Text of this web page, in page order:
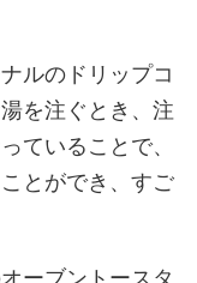
ルのドリップコ
を注ぐとき、注
ていることで、
とができ、すご
ーブントースタ